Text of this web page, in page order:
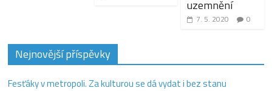
uzemnění
7. 5. 2020 0
Nejnovější příspěvky
Fesťáky v metropoli. Za kulturou se dá vydat i bez stanu